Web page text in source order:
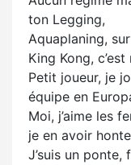
ton Legging,
Aquaplaning,
King Kong, c’est
Petit joueur, je
équipe en
Moi, j’aime les
je en avoir
J’suis un